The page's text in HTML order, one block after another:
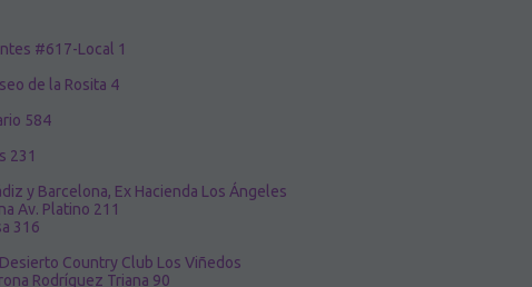
#617-Local 1
de la Rosita 4
584
231
y Barcelona, Ex Hacienda Los Ángeles
Av. Platino 211
316
Desierto Country Club Los Viñedos
Rodríguez Triana 90